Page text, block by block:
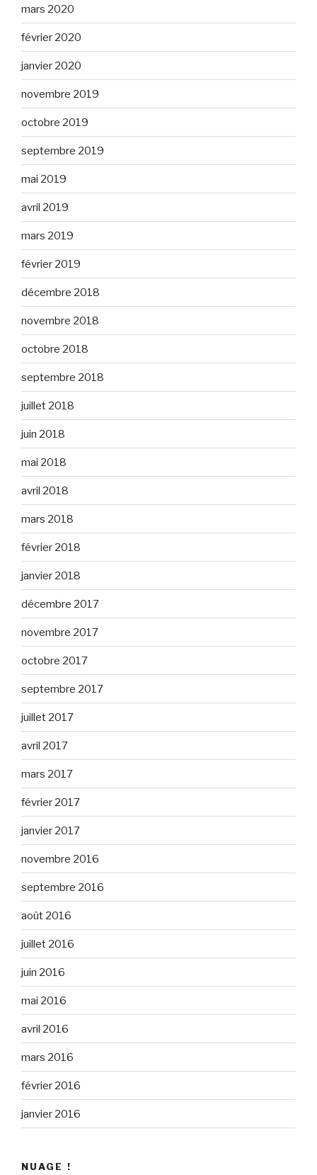
mars 2020
février 2020
janvier 2020
novembre 2019
octobre 2019
septembre 2019
mai 2019
avril 2019
mars 2019
février 2019
décembre 2018
novembre 2018
octobre 2018
septembre 2018
juillet 2018
juin 2018
mai 2018
avril 2018
mars 2018
février 2018
janvier 2018
décembre 2017
novembre 2017
octobre 2017
septembre 2017
juillet 2017
avril 2017
mars 2017
février 2017
janvier 2017
novembre 2016
septembre 2016
août 2016
juillet 2016
juin 2016
mai 2016
avril 2016
mars 2016
février 2016
janvier 2016
NUAGE !